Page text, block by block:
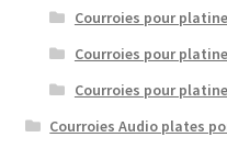
Courroies pour
Courroies pour
Courroies pour platine
Courroies Audio plates